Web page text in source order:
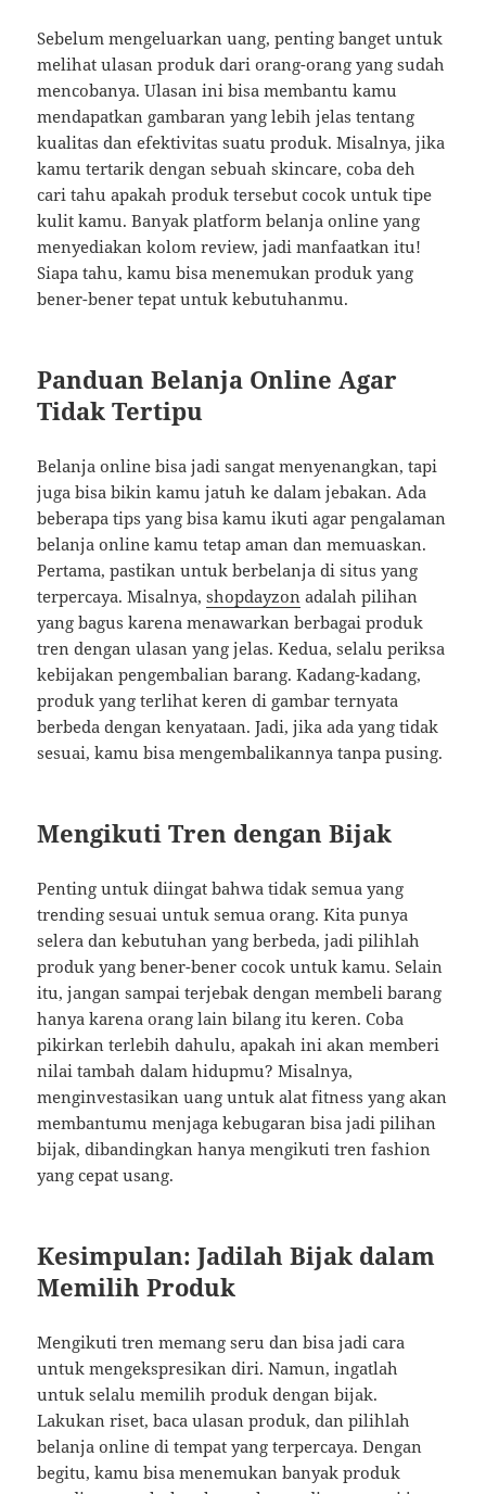
Sebelum mengeluarkan uang, penting banget untuk
melihat ulasan produk dari orang-orang yang sudah
mencobanya. Ulasan ini bisa membantu kamu
mendapatkan gambaran yang lebih jelas tentang
kualitas dan efektivitas suatu produk. Misalnya, jika
kamu tertarik dengan sebuah skincare, coba deh
cari tahu apakah produk tersebut cocok untuk tipe
kulit kamu. Banyak platform belanja online yang
menyediakan kolom review, jadi manfaatkan itu!
Siapa tahu, kamu bisa menemukan produk yang
bener-bener tepat untuk kebutuhanmu.
Panduan Belanja Online Agar
Tidak Tertipu
Belanja online bisa jadi sangat menyenangkan, tapi
juga bisa bikin kamu jatuh ke dalam jebakan. Ada
beberapa tips yang bisa kamu ikuti agar pengalaman
belanja online kamu tetap aman dan memuaskan.
Pertama, pastikan untuk berbelanja di situs yang
terpercaya. Misalnya,shopdayzon adalah pilihan
yang bagus karena menawarkan berbagai produk
tren dengan ulasan yang jelas. Kedua, selalu periksa
kebijakan pengembalian barang. Kadang-kadang,
produk yang terlihat keren di gambar ternyata
berbeda dengan kenyataan. Jadi, jika ada yang tidak
sesuai, kamu bisa mengembalikannya tanpa pusing.
Mengikuti Tren dengan Bijak
Penting untuk diingat bahwa tidak semua yang
trending sesuai untuk semua orang. Kita punya
selera dan kebutuhan yang berbeda, jadi pilihlah
produk yang bener-bener cocok untuk kamu. Selain
itu, jangan sampai terjebak dengan membeli barang
hanya karena orang lain bilang itu keren. Coba
pikirkan terlebih dahulu, apakah ini akan memberi
nilai tambah dalam hidupmu? Misalnya,
menginvestasikan uang untuk alat fitness yang akan
membantumu menjaga kebugaran bisa jadi pilihan
bijak, dibandingkan hanya mengikuti tren fashion
yang cepat usang.
Kesimpulan: Jadilah Bijak dalam
Memilih Produk
Mengikuti tren memang seru dan bisa jadi cara
untuk mengekspresikan diri. Namun, ingatlah
untuk selalu memilih produk dengan bijak.
Lakukan riset, baca ulasan produk, dan pilihlah
belanja online di tempat yang terpercaya. Dengan
begitu, kamu bisa menemukan banyak produk